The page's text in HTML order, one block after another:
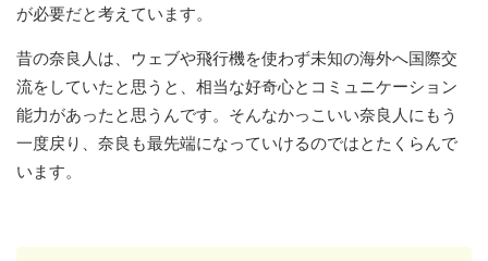
が必要だと考えています。
昔の奈良人は、ウェブや飛行機を使わず未知の海外へ国際交
流をしていたと思うと、相当な好奇心とコミュニケーション
能力があったと思うんです。そんなかっこいい奈良人にもう
一度戻り、奈良も最先端になっていけるのではとたくらんで
います。